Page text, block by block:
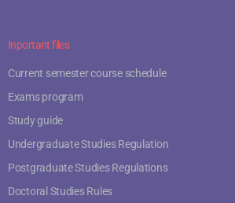
Inportant files
Current semester course schedule
Exams program
Study guide
Undergraduate Studies Regulation
Postgraduate Studies Regulations
Doctoral Studies Rules